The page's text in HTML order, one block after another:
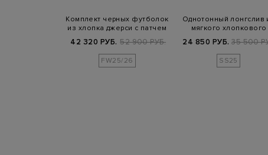
Комплект черных футболок
из хлопка джерси с патчем
42 320 РУБ. 52 900 РУБ.
FW25/26
Однотонный лонгслив
мягкого хлопкового
24 850 РУБ. 35 500
SS25